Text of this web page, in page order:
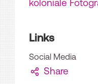
koloniale
Links
Social Media
Share